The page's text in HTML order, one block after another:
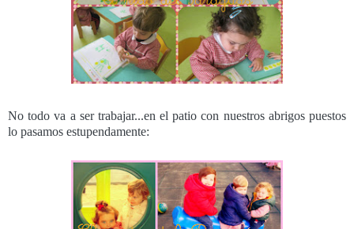
No todo va a ser trabajar...en el patio con nuestros abrigos puestos
lo pasamos estupendamente: